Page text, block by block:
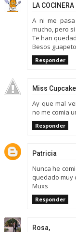
LA COCINERA
A ni me
mucho, pero
Te han
Besos
Responder
Miss Cupcake
Ay que mal
no me comia
Responder
Patricia
Nunca he
quedado muy
Muxs
Responder
Rosa,